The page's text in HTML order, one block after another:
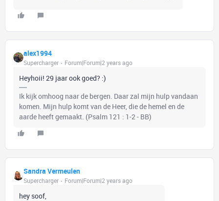
alex1994
Supercharger Forum|Forum|2 years ago
Heyhoii! 29 jaar ook goed? :)
Ik kijk omhoog naar de bergen. Daar zal mijn hulp vandaan
komen. Mijn hulp komt van de Heer, die de hemel en de
aarde heeft gemaakt. (Psalm 121 : 1-2 - BB)
Sandra Vermeulen
Supercharger Forum|Forum|2 years ago
hey soof,